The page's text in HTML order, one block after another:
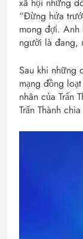
“Đừng hứa
mong đợi. Anh
người là đang,
Sau khi những
mạng đồng
nhân của Trấn
Trấn Thành